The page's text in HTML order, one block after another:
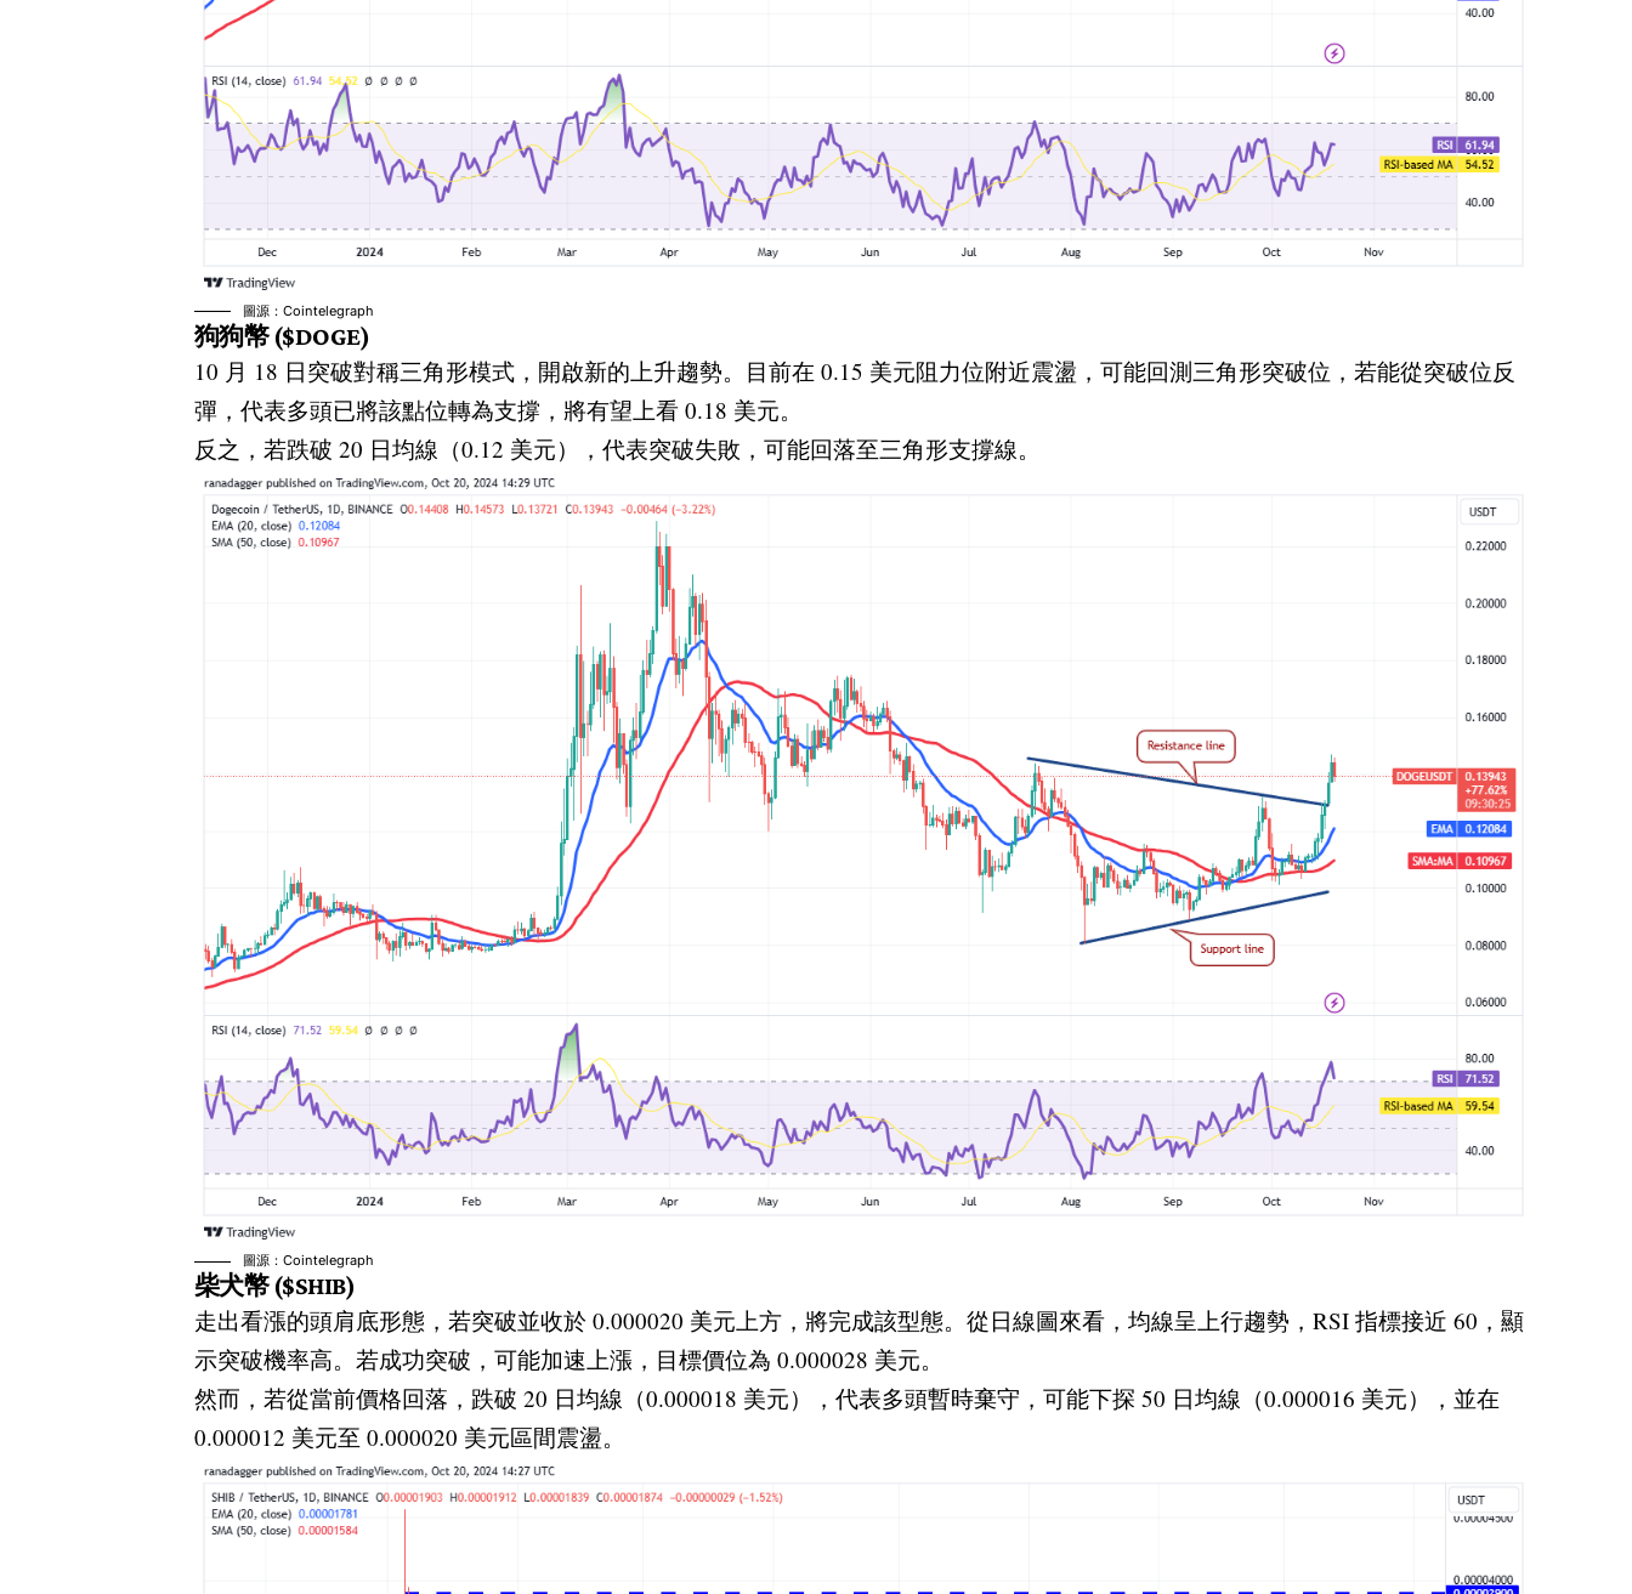
圖源：Cointelegraph
狗狗幣 ($DOGE)
10 月 18 日突破對稱三角形模式，開啟新的上升趨勢。目前在 0.15 美元阻力位附近震盪，可能回測三角形突破位，若能從突破位反
彈，代表多頭已將該點位轉為支撐，將有望上看 0.18 美元。
反之，若跌破 20 日均線（0.12 美元），代表突破失敗，可能回落至三角形支撐線。
圖源：Cointelegraph
柴犬幣 ($SHIB)
走出看漲的頭肩底形態，若突破並收於 0.000020 美元上方，將完成該型態。從日線圖來看，均線呈上行趨勢，RSI 指標接近 60，顯
示突破機率高。若成功突破，可能加速上漲，目標價位為 0.000028 美元。
然而，若從當前價格回落，跌破 20 日均線（0.000018 美元），代表多頭暫時棄守，可能下探 50 日均線（0.000016 美元），並在
0.000012 美元至 0.000020 美元區間震盪。